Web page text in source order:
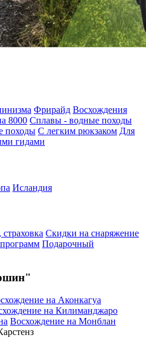
Фрирайд Восхождения
8000 Сплавы - водные походы
походы С легким рюкзаком Для
гидами
Исландия
Скидки на снаряжение
Подарочный
на Аконкагуа
на Килиманджаро
Восхождение на Монблан